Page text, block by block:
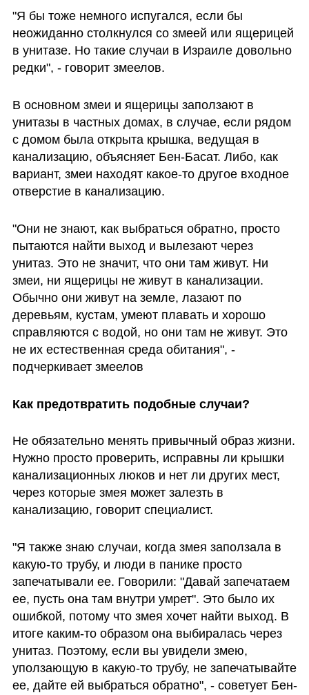
"Я бы тоже немного испугался, если бы
неожиданно столкнулся со змеей или ящерицей
в унитазе. Но такие случаи в Израиле довольно
редки", - говорит змеелов.
В основном змеи и ящерицы заползают в
унитазы в частных домах, в случае, если рядом
с домом была открыта крышка, ведущая в
канализацию, объясняет Бен-Басат. Либо, как
вариант, змеи находят какое-то другое входное
отверстие в канализацию.
"Они не знают, как выбраться обратно, просто
пытаются найти выход и вылезают через
унитаз. Это не значит, что они там живут. Ни
змеи, ни ящерицы не живут в канализации.
Обычно они живут на земле, лазают по
деревьям, кустам, умеют плавать и хорошо
справляются с водой, но они там не живут. Это
не их естественная среда обитания", -
подчеркивает змеелов
Как предотвратить подобные случаи?
Не обязательно менять привычный образ жизни.
Нужно просто проверить, исправны ли крышки
канализационных люков и нет ли других мест,
через которые змея может залезть в
канализацию, говорит специалист.
"Я также знаю случаи, когда змея заползала в
какую-то трубу, и люди в панике просто
запечатывали ее. Говорили: "Давай запечатаем
ее, пусть она там внутри умрет". Это было их
ошибкой, потому что змея хочет найти выход. В
итоге каким-то образом она выбиралась через
унитаз. Поэтому, если вы увидели змею,
уползающую в какую-то трубу, не запечатывайте
ее, дайте ей выбраться обратно", - советует Бен-